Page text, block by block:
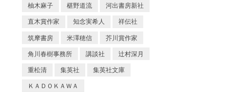
柚木麻子 椹野道流 河出書房新社
直木賞作家 知念実希人 祥伝社
筑摩書房 米澤穂信 芥川賞作家
角川春樹事務所 講談社 辻村深月
重松清 集英社 集英社文庫
ＫＡＤＯＫＡＷＡ